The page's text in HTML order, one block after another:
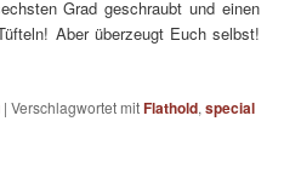
Grad geschraubt und einen
Aber überzeugt Euch selbst!
|Verschlagwortet mitFlathold,special